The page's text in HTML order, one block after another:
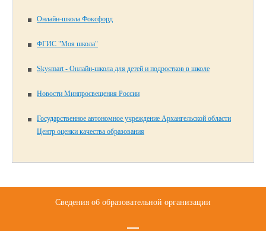
Онлайн-школа Фоксфорд
ФГИС "Моя школа"
Skysmart - Онлайн-школа для детей и подростков в школе
Новости Минпросвещения России
Государственное автономное учреждение Архангельской области
Центр оценки качества образования
Сведения об образовательной организации